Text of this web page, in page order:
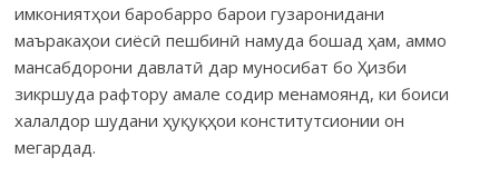
имкониятҳои баробарро барои гузаронидани
маъракаҳои сиёсӣ пешбинӣ намуда бошад ҳам, аммо
мансабдорони давлатӣ дар муносибат бо Ҳизби
зикршуда рафтору амале содир менамоянд, ки боиси
халалдор шудани ҳуқуқҳои конститутсионии он
мегардад.